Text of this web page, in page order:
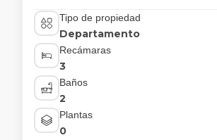
Tipo de propiedad
Departamento
Recámaras
3
Baños
2
Plantas
0